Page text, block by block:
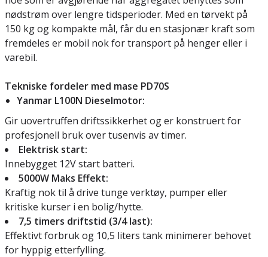
nødstrøm over lengre tidsperioder. Med en tørvekt på
150 kg og kompakte mål, får du en stasjonær kraft som
fremdeles er mobil nok for transport på henger eller i
varebil.
Tekniske fordeler med mase PD70S
Yanmar L100N Dieselmotor:
Gir uovertruffen driftssikkerhet og er konstruert for
profesjonell bruk over tusenvis av timer.
Elektrisk start:
Innebygget 12V start batteri.
5000W Maks Effekt:
Kraftig nok til å drive tunge verktøy, pumper eller
kritiske kurser i en bolig/hytte.
7,5 timers driftstid (3/4 last):
Effektivt forbruk og 10,5 liters tank minimerer behovet
for hyppig etterfylling.